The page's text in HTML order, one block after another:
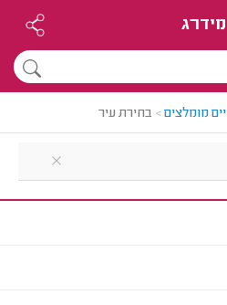
מידרג
מומלצים> בחירת עיר